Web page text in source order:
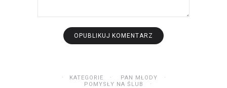
KATEGORIE
PAN MŁODY
POMYSŁY NA ŚLUB